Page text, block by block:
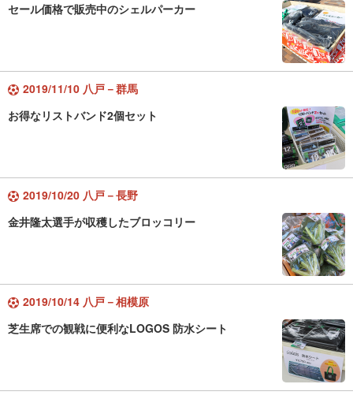
セール価格で販売中のシェルパーカー
2019/11/10 八戸－群馬
お得なリストバンド2個セット
2019/10/20 八戸－長野
金井隆太選手が収穫したブロッコリー
2019/10/14 八戸－相模原
芝生席での観戦に便利なLOGOS 防水シート